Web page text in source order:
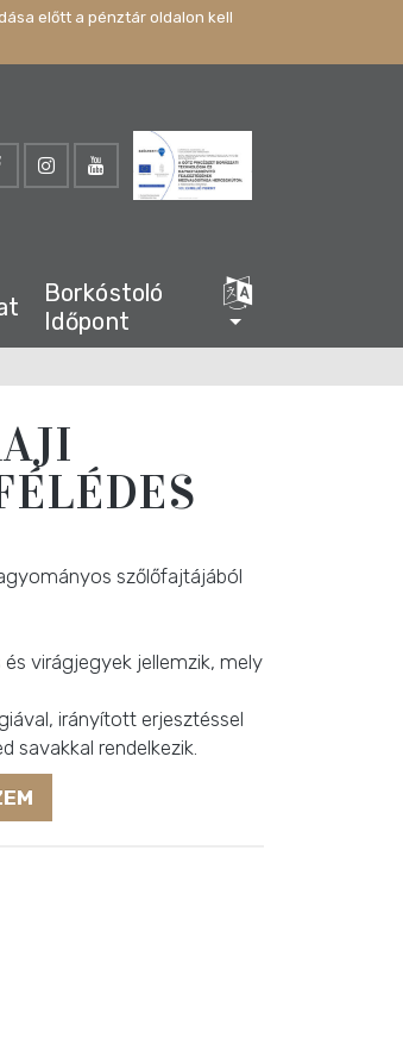
előtt a pénztár oldalon kell
Borkóstoló
Időpont
szőlőfajtájából
virágjegyek jellemzik, mely
irányított erjesztéssel
savakkal rendelkezik.